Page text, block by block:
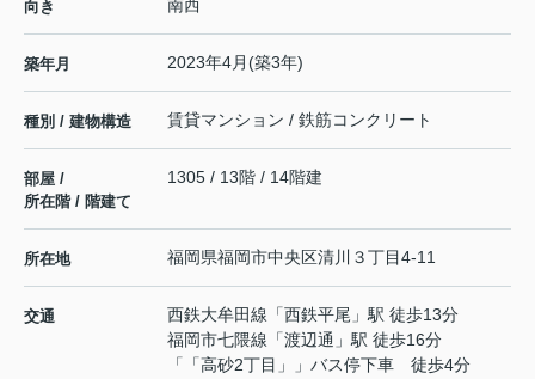
向き 南西
築年月 2023年4月(築3年)
種別 / 建物構造 賃貸マンション / 鉄筋コンクリート
部屋 /
所在階 / 階建て
1305 / 13階 / 14階建
所在地 福岡県福岡市中央区清川 ３丁目4-11
交通 西鉄大牟田線 「西鉄平尾 」駅 徒歩13分
福岡市七隈線 「渡辺通 」駅 徒歩16分
「「高砂2丁目」」バス停下車 徒歩4分